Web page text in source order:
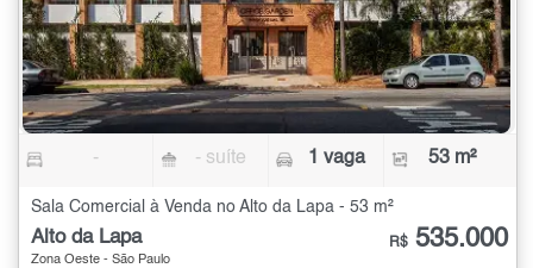
- - suíte 1 vaga 53 m²
Sala Comercial à Venda no Alto da Lapa - 53 m²
Alto da Lapa
Zona Oeste - São Paulo
R$ 535.000